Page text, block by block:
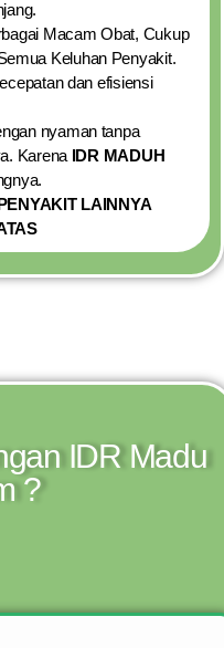
Macam Obat, Cukup
Keluhan Penyakit.
dan efisiensi
nyaman tanpa
Karena IDR MADUH
LAINNYA
IDR Madu
?